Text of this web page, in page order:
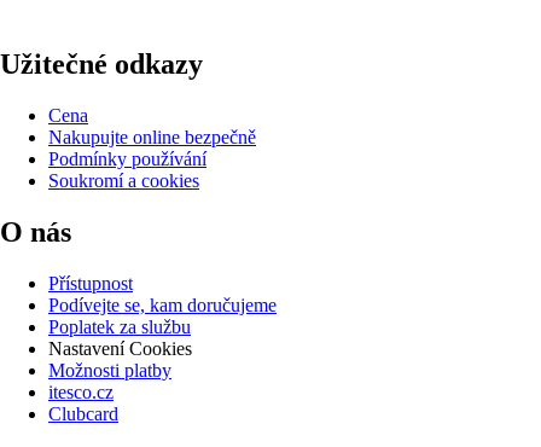
Užitečné odkazy
Cena
Nakupujte online bezpečně
Podmínky používání
Soukromí a cookies
O nás
Přístupnost
Podívejte se, kam doručujeme
Poplatek za službu
Nastavení Cookies
Možnosti platby
itesco.cz
Clubcard